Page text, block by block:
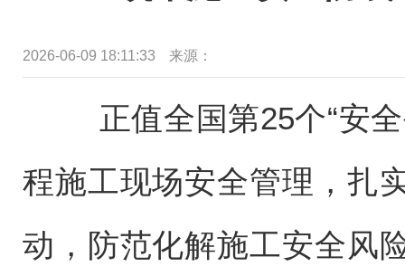
2026-06-09 18:11:33 来源：
正值全国第25个“安全
程施工现场安全管理，扎
动，防范化解施工安全风